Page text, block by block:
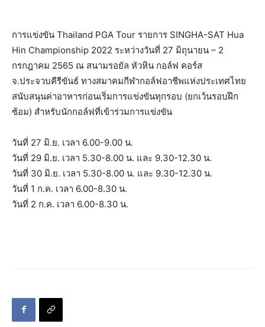
การแข่งขัน Thailand PGA Tour รายการ SINGHA-SAT Hua
Hin Championship 2022 ระหว่างวันที่ 27 มิถุนายน – 2
กรกฎาคม 2565 ณ สนามรอยัล หัวหิน กอล์ฟ คอร์ส
จ.ประจวบคีรีขันธ์ ทางสมาคมกีฬากอล์ฟอาชีพแห่งประเทศไทย
สนับสนุนค่าอาหารก่อนเริ่มการแข่งขันทุกรอบ (ยกเว้นรอบฝึก
ซ้อม) สำหรับนักกอล์ฟที่เข้าร่วมการแข่งขัน
วันที่ 27 มิ.ย. เวลา 6.00-9.00 น.
วันที่ 29 มิ.ย. เวลา 5.30-8.00 น. และ 9.30-12.30 น.
วันที่ 30 มิ.ย. เวลา 5.30-8.00 น. และ 9.30-12.30 น.
วันที่ 1 ก.ค. เวลา 6.00-8.30 น.
วันที่ 2 ก.ค. เวลา 6.00-8.30 น.